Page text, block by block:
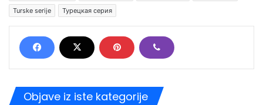
Turske serije
Турецкая серия
Objave iz iste kategorije